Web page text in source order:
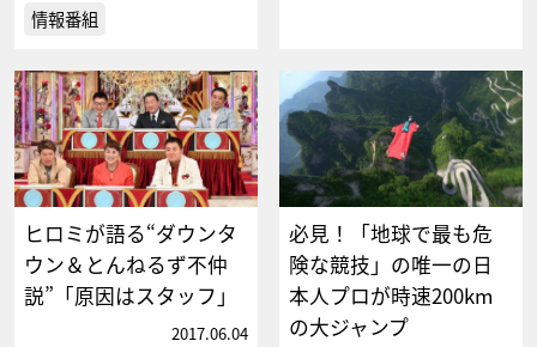
情報番組
ヒロミが語る“ダウンタ
ウン＆とんねるず不仲
説”「原因はスタッフ」
2017.06.04
必見！「地球で最も危
険な競技」の唯一の日
本人プロが時速200km
の大ジャンプ